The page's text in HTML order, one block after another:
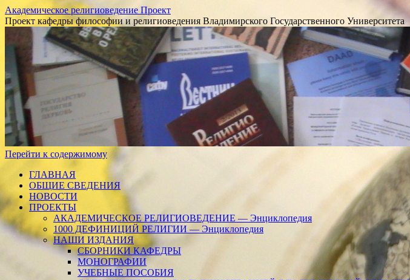
Академическое религиоведение Проект
Проект кафедры философии и религиоведения Владимирского Государственного Университета
Перейти к содержимому
ГЛАВНАЯ
ОБЩИЕ СВЕДЕНИЯ
НОВОСТИ
ПРОЕКТЫ
АКАДЕМИЧЕСКОЕ РЕЛИГИОВЕДЕНИЕ — Энциклопедия
1000 ДЕФИНИЦИЙ РЕЛИГИИ — Энциклопедия
НАШИ ИЗДАНИЯ
СБОРНИКИ КАФЕДРЫ
МОНОГРАФИИ
УЧЕБНЫЕ ПОСОБИЯ